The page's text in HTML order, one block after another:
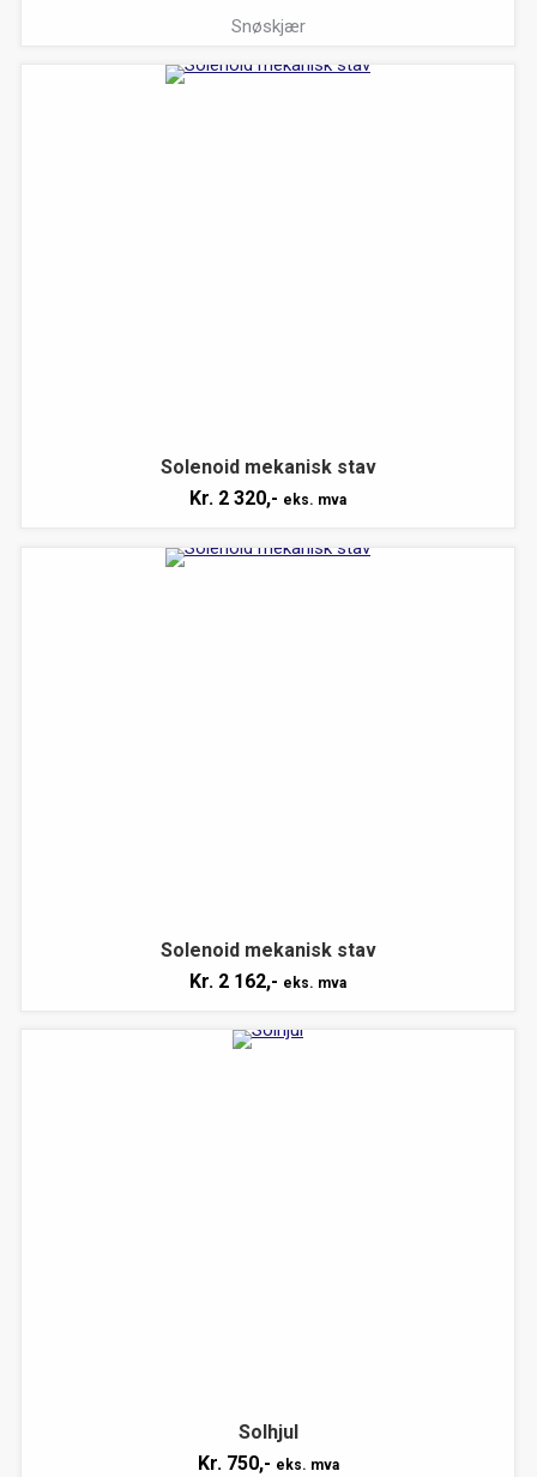
Snøskjær
Solenoid mekanisk stav
Kr. 2 320,- eks. mva
Solenoid mekanisk stav
Kr. 2 162,- eks. mva
Solhjul
Kr. 750,- eks. mva